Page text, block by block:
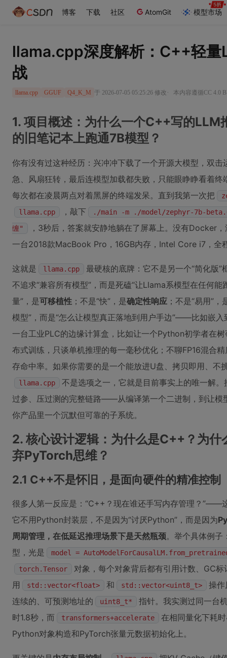
博客 下载 社区 AtomGit 模型市场
llama.cpp深度解析：C++轻量
战
llama.cpp GGUF Q4_K_M 于 2026-07-05 05:25:26 修改 · 本内容遵循CC 4.0
1. 项目概述：为什么一个C++写的LLM
的旧笔记本上跑通7B模型？
你有没有过这种经历：兴冲冲下载了一个开源大模型，双
急、风扇狂转，最后连模型加载都失败，只能眼睁睁看着终
每次都在凌晨两点对着黑屏的终端发呆。直到我第一次把
llama.cpp
，敲下
./main -m ./model/zephyr-7b-
缠"
，3秒后，答案就安静地躺在了屏幕上。没有Docker
一台2018款MacBook Pro，16GB内存，Intel Core i7，全
这就是 llama.cpp
最硬核的底牌：它不是另一个“简化版
不追求“兼容所有模型”，而是死磕“让Llama系模型在任何
量”，是可移植性 ；不是“快”，是确定性响应 ；不是“易用”，
模型”，而是“怎么让模型真正落地到用户手边”——比如嵌
一台工业PLC的边缘计算盒，比如让一个Python初学者在
布式训练，只谈单机推理的每一毫秒优化；不聊FP16混合
存命中率。如果你需要的是一个能放进U盘、拷贝即用、不
llama.cpp
不是选项之一，它就是目前事实上的唯一解
过参、压过测的完整链路——从编译第一个二进制，到让模
你产品里一个沉默但可靠的子系统。
2. 核心设计逻辑：为什么是C++？为什
弃PyTorch思维？
2.1 C++不是怀旧，是面向硬件的精准控制
很多人第一反应是：“C++？现在谁还手写内存管理？”——
它不用Python封装层，不是因为“讨厌Python”，而是因为
周期管理，在低延迟推理场景下是天然瓶颈。举个具体例子
型，光是
model =
torch.Tensor
对象，每个对象背后都有引用计数、GC
用
std::vector<float> 和 std::vector<uint8_t>
操作
连续的、可预测地址的
uint8_t*
指针。我实测过同一台
时1.8秒，而
transformers+accelerate
在相同量化下耗
Python对象构造和PyTorch张量元数据初始化上。